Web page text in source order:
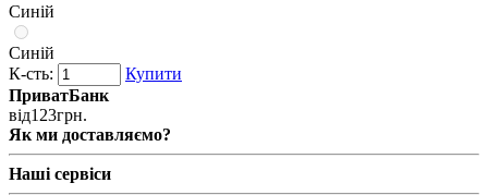
Синій
Синій
К-сть:
Купити
ПриватБанк
від123грн.
Як ми доставляємо?
Наші сервіси